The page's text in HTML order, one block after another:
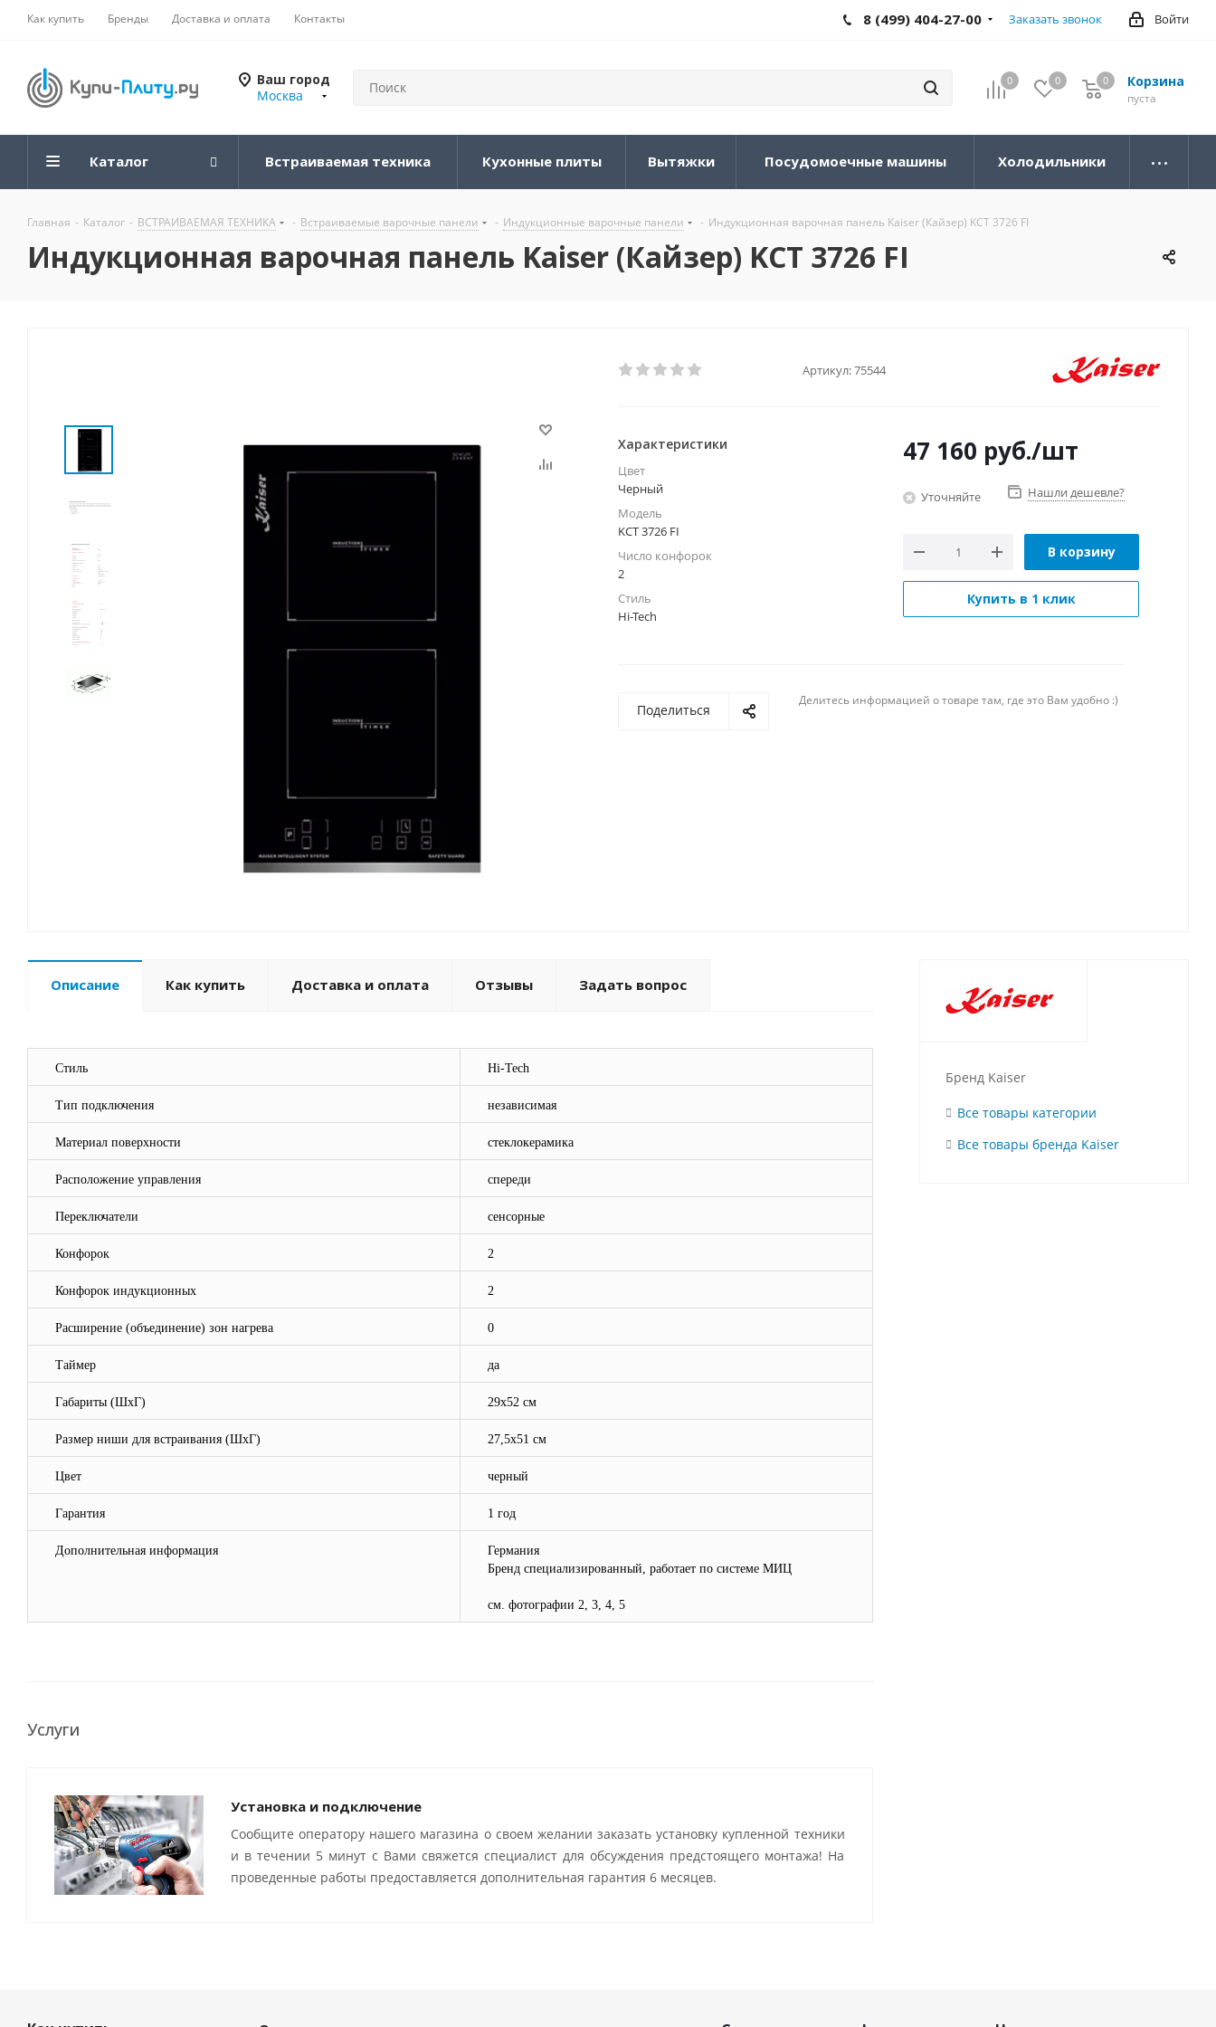
Как купить Бренды Доставка и оплата Контакты Войти
8 (499) 404-27-00 Заказать звонок
Ваш город
Москва
0 0 Корзина
0
пуста
0
Каталог Встраиваемая техника Кухонные плиты Вытяжки Посудомоечные машины Холодильники
Главная - Каталог - ВСТРАИВАЕМАЯ ТЕХНИКА - Встраиваемые варочные панели - Индукционные варочные панели - Индукционная варочная панель Kaiser (Кайзер) KCT 3726 FI
Индукционная варочная панель Kaiser (Кайзер) KCT 3726 FI
Артикул:75544
Характеристики
Цвет
Черный
Модель
KCT 3726 FI
Число конфорок
2
Стиль
Hi-Tech
47 160 руб./шт
Уточняйте Нашли дешевле?
В корзину
Купить в 1 клик
Поделиться
Делитесь информацией о товаре там, где это Вам удобно :)
Описание Как купить Доставка и оплата Отзывы Задать вопрос
Стиль Hi-Tech
Тип подключения независимая
Материал поверхности стеклокерамика
Расположение управления спереди
Переключатели сенсорные
Конфорок 2
Конфорок индукционных 2
Расширение (объединение) зон нагрева 0
Таймер да
Габариты (ШхГ) 29х52 см
Размер ниши для встраивания (ШхГ) 27,5х51 см
Цвет черный
Гарантия 1 год
Дополнительная информация
Германия
Бренд специализированный, работает по системе МИЦ
см. фотографии 2, 3, 4, 5
Услуги
Установка и подключение
Сообщите оператору нашего магазина о своем желании заказать установку купленной техники
и в течении 5 минут с Вами свяжется специалист для обсуждения предстоящего монтажа! На
проведенные работы предоставляется дополнительная гарантия 6 месяцев.
Бренд Kaiser
Все товары категории
Все товары бренда Kaiser